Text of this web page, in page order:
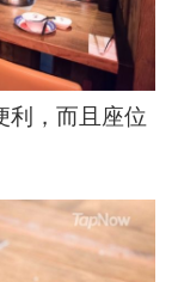
利，而且座位